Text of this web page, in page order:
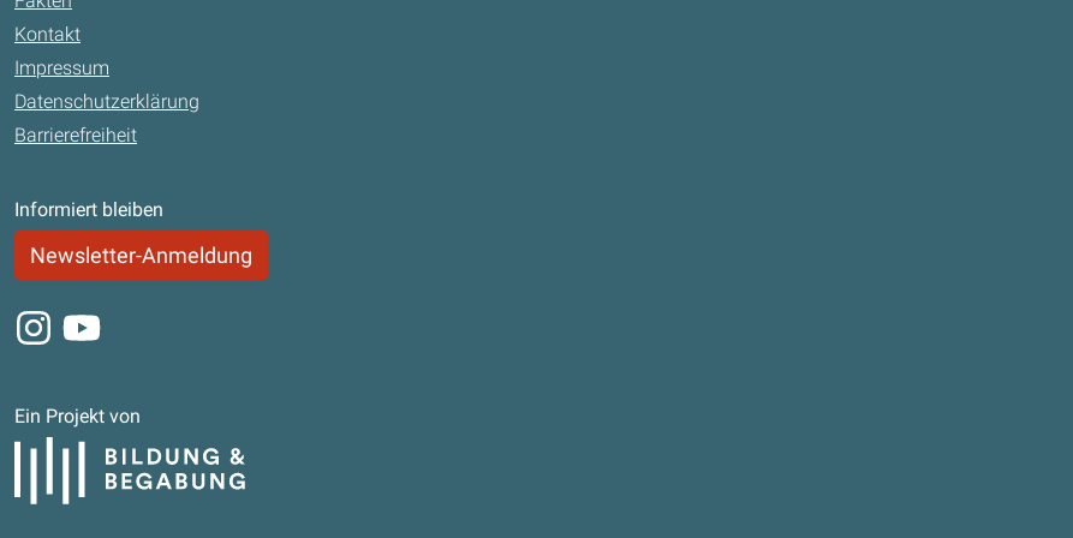
Kontakt
Impressum
Datenschutzerklärung
Barrierefreiheit
Informiert bleiben
Newsletter-Anmeldung
Instagram
Youtube
Ein Projekt von
Bildung und Begabung